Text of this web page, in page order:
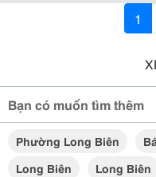
1
Bạn có muốn tìm thêm
Phường Long Biên
Long Biên
Long Biên